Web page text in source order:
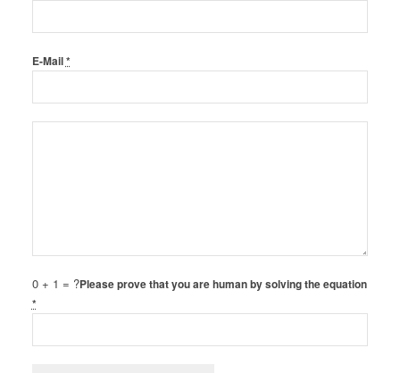
E-Mail*
0 + 1 = ?Please prove that you are human by solving the equation
*